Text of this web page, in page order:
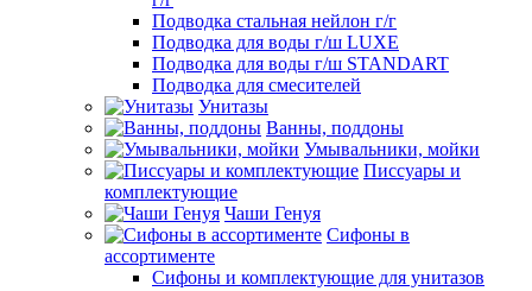
Подводка стальная нейлон г/г
Подводка для воды г/ш LUXE
Подводка для воды г/ш STANDART
Подводка для смесителей
Унитазы
Ванны, поддоны
Умывальники, мойки
Писсуары и
комплектующие
Чаши Генуя
Сифоны в
ассортименте
Сифоны и комплектующие для унитазов